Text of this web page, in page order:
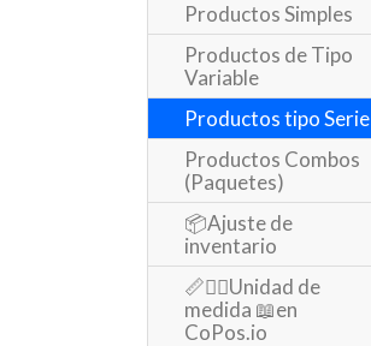
Productos Simples
Productos de Tipo
Variable
Productos tipo Serie
Productos Combos
(Paquetes)
📦Ajuste de
inventario
📏✍🏻Unidad de
medida 📖en
CoPos.io